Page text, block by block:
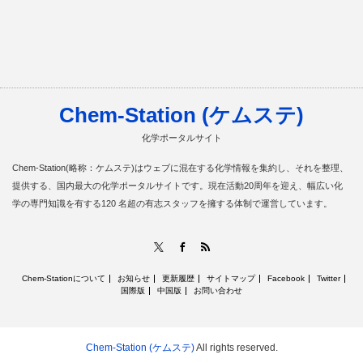
Chem-Station (ケムステ)
化学ポータルサイト
Chem-Station(略称：ケムステ)はウェブに混在する化学情報を集約し、それを整理、
提供する、国内最大の化学ポータルサイトです。現在活動20周年を迎え、幅広い化
学の専門知識を有する120 名超の有志スタッフを擁する体制で運営しています。
Facebook
Chem-Stationについて お知らせ 更新履歴 サイトマップ Facebook
Twitter
国際版
中国版 お問い合わせ
Chem-Station (ケムステ)All rights reserved.